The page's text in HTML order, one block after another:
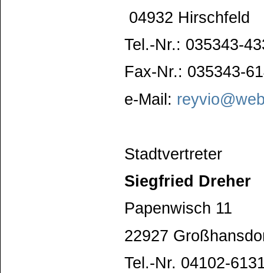
04932 Hirschfeld
Tel.-Nr.: 035343-
Fax-Nr.: 035343-
e-Mail:
Stadtvertreter
Siegfried Dreher
Papenwisch 11
22927
Tel.-Nr. 04102-